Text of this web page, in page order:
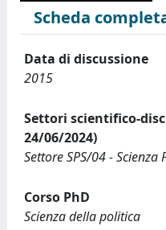
Scheda
Data di discussione
2015
Settori scientifico-
24/06/2024)
Settore SPS/04 - Scienza
Corso PhD
Scienza della politica